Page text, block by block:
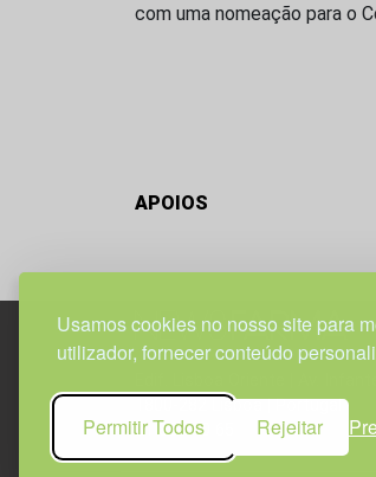
Usamos cookies no nosso site para
utilizador, fornecer conteúdo
Permitir Todos Rejeitar
com uma nomeação para o
APOIOS
1800-282 Lisboa | Portugal
21 850 40 65